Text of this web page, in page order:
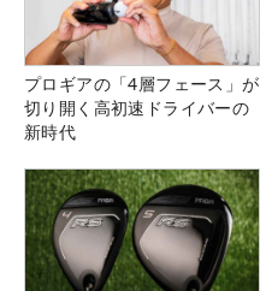
プロギアの「4層フェース」が
切り開く高初速ドライバーの
新時代